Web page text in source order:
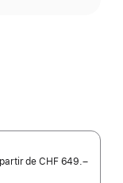
deCHF 649.–